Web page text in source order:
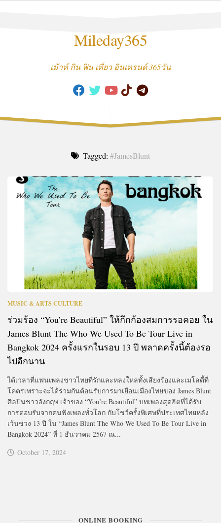
Mileday365
เม้าท์ กิน ฟิน เที่ยว อินเทรนด์ 365วัน
Tagged: #JamesBlunt
MUSIC & ARTS CULTURE
ร่วมร้อง “You’re Beautiful” ให้กึกก้องสมการรอคอย ใน
James Blunt The Who We Used To Be Tour Live in
Bangkok 2024 ครั้งแรกในรอบ 13 ปี พลาดครั้งนี้ต้องรอ
ไปอีกนาน
ได้เวลาที่แฟนเพลงชาวไทยที่รักและหลงใหลทั้งเสียงร้องและเมโลดี้ที่
โคตรเพราะจะได้ร่วมกันต้อนรับการมาเยือนเมืองไทยของ James Blunt
ศิลปินชาวอังกฤษ เจ้าของ “You’re Beautiful” บทเพลงสุดฮิตที่ได้รับ
การตอบรับจากคนฟังเพลงทั่วโลก กับโชว์ครั้งพิเศษที่ประเทศไทยหลัง
เว้นช่วง 13 ปี ใน “James Blunt The Who We Used To Be Tour Live in
Bangkok 2024” ที่ 1 ธันวาคม 2567 ณ...
October 17, 2024
ONLINE BOOKING